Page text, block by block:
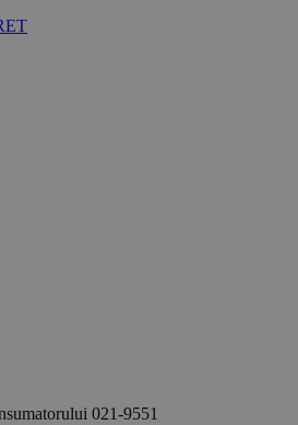
021-9551